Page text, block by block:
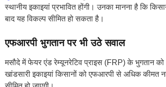
स्थानीय इकाइयां प्रभावित होंगी। उनका मानना है कि
बाद यह विकल्प सीमित हो सकता है।
एफआरपी भुगतान पर भी उठे सवाल
मसौदे में फेयर एंड रेम्यूनरेटिव प्राइस (FRP) के भुगतान को
खांडसारी इकाइयां किसानों को एफआरपी से अधिक कीमत